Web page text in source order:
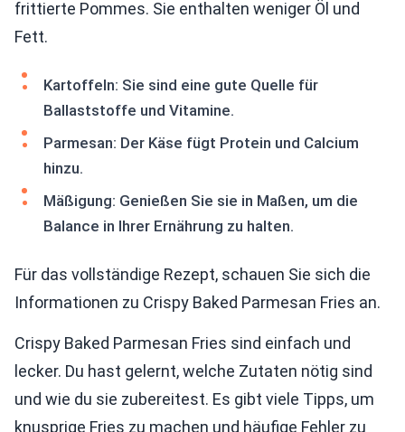
frittierte Pommes. Sie enthalten weniger Öl und
Fett.
Kartoffeln: Sie sind eine gute Quelle für
Ballaststoffe und Vitamine.
Parmesan: Der Käse fügt Protein und Calcium
hinzu.
Mäßigung: Genießen Sie sie in Maßen, um die
Balance in Ihrer Ernährung zu halten.
Für das vollständige Rezept, schauen Sie sich die
Informationen zu Crispy Baked Parmesan Fries an.
Crispy Baked Parmesan Fries sind einfach und
lecker. Du hast gelernt, welche Zutaten nötig sind
und wie du sie zubereitest. Es gibt viele Tipps, um
knusprige Fries zu machen und häufige Fehler zu